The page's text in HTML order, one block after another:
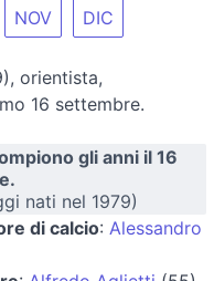
NOV DIC
orientista,
16 settembre.
gli anni il 16
nati nel 1979)
di calcio: Alessandro